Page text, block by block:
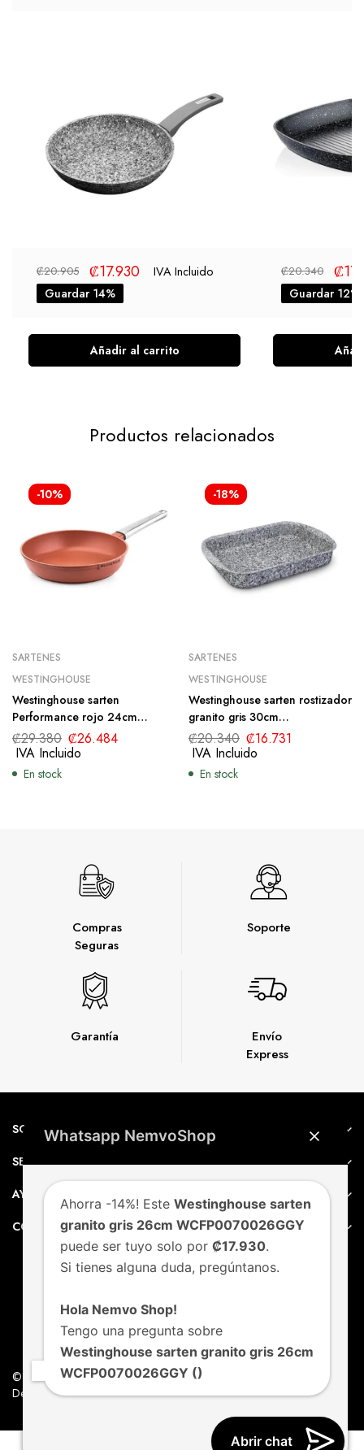
₡20.905 ₡17.930
IVA Incluido
Guardar 14%
₡20.340 ₡
Guardar 12%
Añadir al carrito
Productos relacionados
-10%
SARTENES
WESTINGHOUSE
Westinghouse sarten
Performance rojo 24cm
WCFP0095024OR
₡29.380 ₡26.484
IVA Incluido
En stock
-18%
SARTENES
WESTINGHOUSE
Westinghouse sarten rostizador
granito gris 30cm
WCBA0070002GGY
₡20.340 ₡16.731
IVA Incluido
En stock
Garantía
Compras
Seguras
Envío
Express
Soporte
SOBRE NEMVO
SERVICIO AL CLIENTE
AYUDA
CONTACTO
© Nemvo. Todos los derechos Reservados.
Design by Nemvo Agency
Whatsapp NemvoShop
Ahorra -14%! Este Westinghouse sarten
granito gris 26cm WCFP0070026GGY
puede ser tuyo solo por ₡17.930.
Si tienes alguna duda, pregúntanos.
Hola Nemvo Shop!
Tengo una pregunta sobre
Westinghouse sarten granito gris 26cm
WCFP0070026GGY ()
Abrir chat